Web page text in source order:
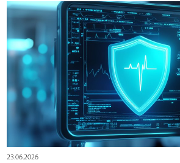
23.06.2026